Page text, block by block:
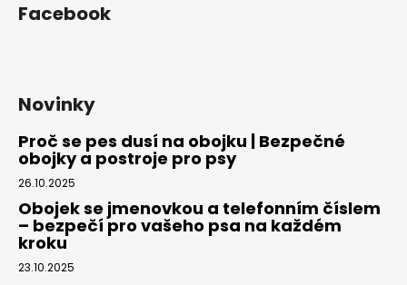
Facebook
Novinky
Proč se pes dusí na obojku | Bezpečné
obojky a postroje pro psy
26.10.2025
Obojek se jmenovkou a telefonním číslem
– bezpečí pro vašeho psa na každém
kroku
23.10.2025